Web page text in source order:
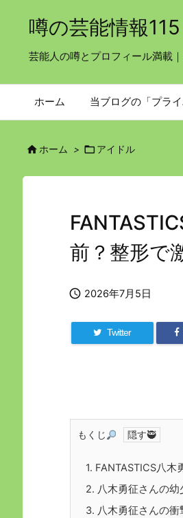
噂の芸能情報115
芸能人の噂とプロフィール満載
ホーム 当ブログの「プラ
ホーム >  アイドル
前？整形で
 2026年7月5日
Twitter
もくじ
1. FANTASTICS八木
2. 八木勇征さんの
3. 八木勇征さんの衝